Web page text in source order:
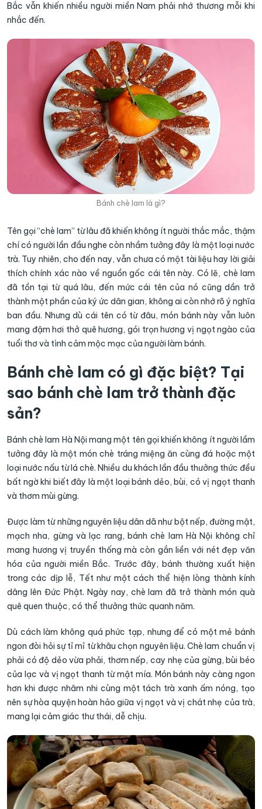
Bắc vẫn khiến nhiều người miền Nam phải nhớ thương mỗi khi
nhắc đến.
Bánh chè lam là gì?
Tên gọi “chè lam” từ lâu đã khiến không ít người thắc mắc, thậm
chí có người lần đầu nghe còn nhầm tưởng đây là một loại nước
trà. Tuy nhiên, cho đến nay, vẫn chưa có một tài liệu hay lời giải
thích chính xác nào về nguồn gốc cái tên này. Có lẽ, chè lam
đã tồn tại từ quá lâu, đến mức cái tên của nó cũng dần trở
thành một phần của ký ức dân gian, không ai còn nhớ rõ ý nghĩa
ban đầu. Nhưng dù cái tên có từ đâu, món bánh này vẫn luôn
mang đậm hơi thở quê hương, gói trọn hương vị ngọt ngào của
tuổi thơ và tình cảm mộc mạc của người làm bánh.
Bánh chè lam có gì đặc biệt? Tại
sao bánh chè lam trở thành đặc
sản?
Bánh chè lam Hà Nội mang một tên gọi khiến không ít người lầm
tưởng đây là một món chè tráng miệng ăn cùng đá hoặc một
loại nước nấu từ lá chè. Nhiều du khách lần đầu thưởng thức đều
bất ngờ khi biết đây là một loại bánh dẻo, bùi, có vị ngọt thanh
và thơm mùi gừng.
Được làm từ những nguyên liệu dân dã như bột nếp, đường mật,
mạch nha, gừng và lạc rang, bánh chè lam Hà Nội không chỉ
mang hương vị truyền thống mà còn gắn liền với nét đẹp văn
hóa của người miền Bắc. Trước đây, bánh thường xuất hiện
trong các dịp lễ, Tết như một cách thể hiện lòng thành kính
dâng lên Đức Phật. Ngày nay, chè lam đã trở thành món quà
quê quen thuộc, có thể thưởng thức quanh năm.
Dù cách làm không quá phức tạp, nhưng để có một mẻ bánh
ngon đòi hỏi sự tỉ mỉ từ khâu chọn nguyên liệu. Chè lam chuẩn vị
phải có độ dẻo vừa phải, thơm nếp, cay nhẹ của gừng, bùi béo
của lạc và vị ngọt thanh từ mật mía. Món bánh này càng ngon
hơn khi được nhâm nhi cùng một tách trà xanh ấm nóng, tạo
nên sự hòa quyện hoàn hảo giữa vị ngọt và vị chát nhẹ của trà,
mang lại cảm giác thư thái, dễ chịu.